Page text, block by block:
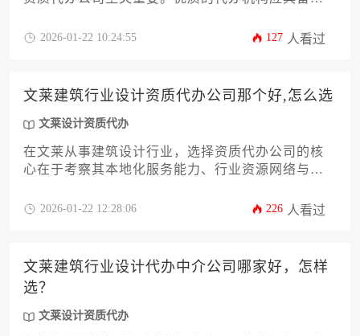
高效的项目推进能力。本文将从公司实力、服务流
质的关联性，为企业在文莱市场的发展提供实用指
引。
2026-01-22 10:24:55 127 人看过
文莱建筑行业设计资质代办公司那个好,怎么选
文莱设计资质代办
在文莱从事建筑设计行业，选择资质代办公司的核
心在于考察其本地化服务能力、行业资源网络与合
官方认可的合作资质，熟悉当地马来伊斯兰文化背
专业团队配置及售后服务体系，企业可有效规避跨
国经营风险。
2026-01-22 12:28:06 226 人看过
文莱建筑行业设计代办中介公司哪家好，怎样
选？
文莱设计资质代办